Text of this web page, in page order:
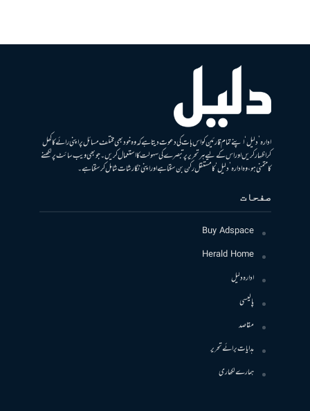
ادارہ ’دلیل‘ اپنے تمام قارئین کو اس بات کی دعوت دیتا ہے کہ وہ خود بھی مختلف مسائل پر اپنی رائے کا کھل
کر اظہار کریں اور اس کے لیے ہر تحریر پر تبصرے کی سہولت کا استعمال کریں۔ جو بھی ویب سائٹ پر لکھنے
کا متمنی ہو، وہ ادارہ ’دلیل‘ کا مستقل رکن بن سکتا ہے اور اپنی نگارشات شامل کرسکتا ہے۔
صفحات
Buy Adspace
Herald Home
ادارہ دلیل
پالیسی
مقاصد
ہدایات برائے تحریر
ہمارے لکھاری